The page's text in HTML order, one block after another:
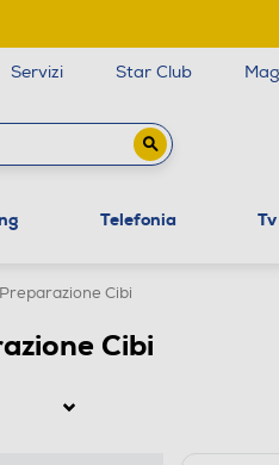
Servizi Star Club
Telefonia
Cibi
Cibi